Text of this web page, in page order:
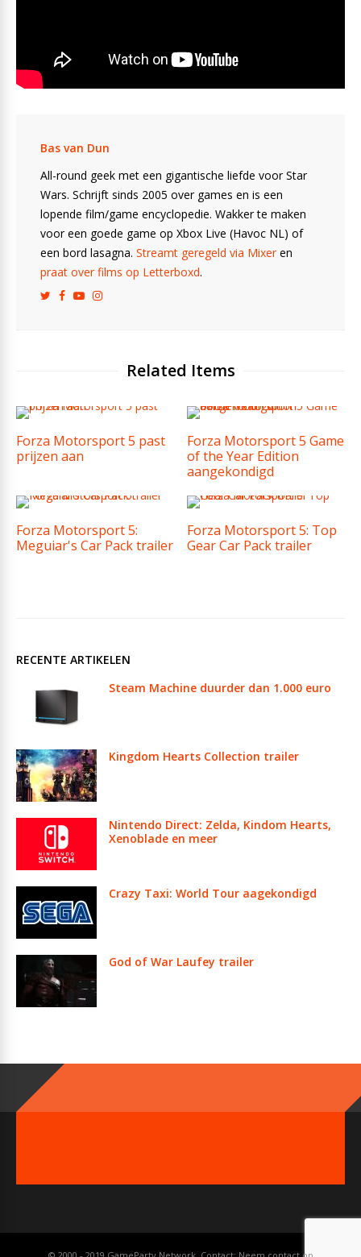
Bas van Dun
All-round geek met een gigantische liefde voor Star
Wars. Schrijft sinds 2005 over games en is een
lopende film/game encyclopedie. Wakker te maken
voor een goede game op Xbox Live (Havoc NL) of
een bord lasagna. Streamt geregeld via Mixeren
praat over films op Letterboxd.
Related Items
Forza Motorsport 5 past
prijzen aan
Forza Motorsport 5 Game
of the Year Edition
aangekondigd
Forza Motorsport 5:
Meguiar's Car Pack trailer
Forza Motorsport 5: Top
Gear Car Pack trailer
RECENTE ARTIKELEN
Steam Machine duurder dan 1.000 euro
Kingdom Hearts Collection trailer
Nintendo Direct: Zelda, Kindom Hearts,
Xenoblade en meer
Crazy Taxi: World Tour aagekondigd
God of War Laufey trailer